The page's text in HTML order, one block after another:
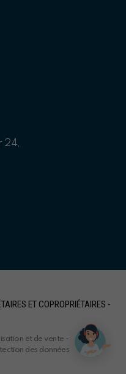
24,
ET COPROPRIÉTAIRES -
et de vente -
des données